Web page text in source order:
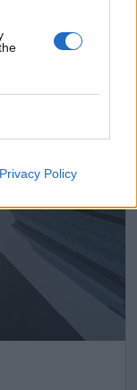
Privacy Policy